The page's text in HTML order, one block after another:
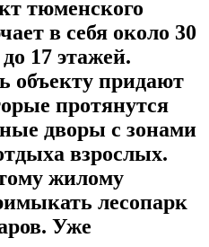
тюменского
в себя около 30
17 этажей.
объекту придают
протянутся
дворы с зонами
взрослых.
жилому
лесопарк
Уже